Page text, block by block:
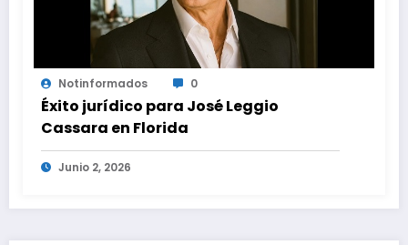
Notinformados 0
Éxito jurídico para José Leggio
Cassara en Florida
Junio 2, 2026